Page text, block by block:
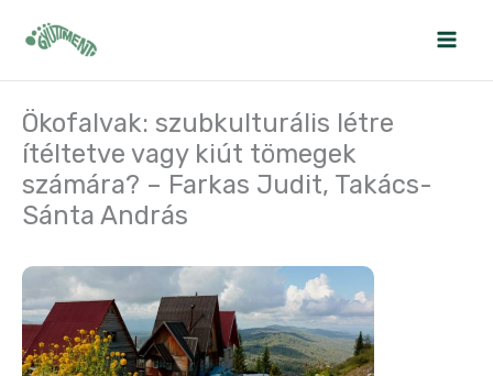
Ökofalvak: szubkulturális létre
ítéltetve vagy kiút tömegek
számára? – Farkas Judit, Takács-
Sánta András